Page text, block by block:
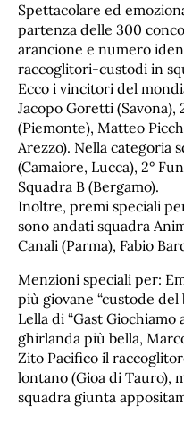
Spettacolare ed
partenza delle 300
arancione e numero
raccoglitori-custodi in
Ecco i vincitori del
Jacopo Goretti
(Piemonte), Matteo
Arezzo). Nella categoria
(Camaiore, Lucca), 2°
Squadra B (Bergamo).
Inoltre, premi speciali
sono andati squadra
Canali (Parma), Fabio
Menzioni speciali per:
più giovane “custode del
Lella di “Gast
ghirlanda più bella,
Zito Pacifico il
lontano (Gioa di Tauro),
squadra giunta